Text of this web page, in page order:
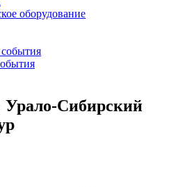
оборудование
Урало-Сибирский